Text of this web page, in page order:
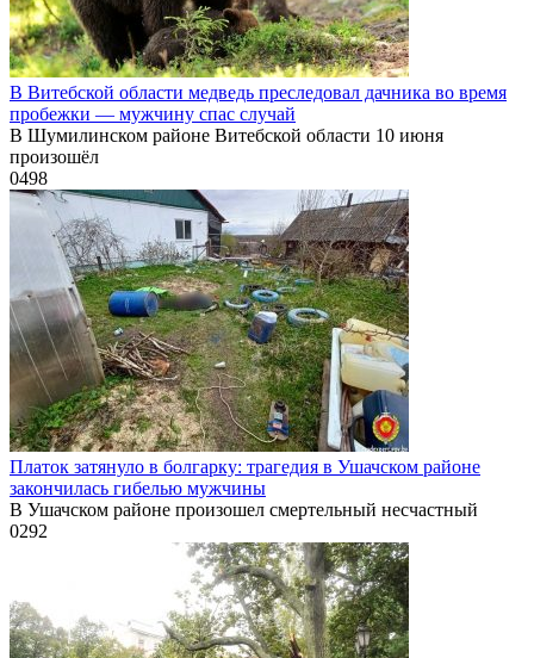
В Витебской области медведь преследовал дачника во время
пробежки — мужчину спас случай
В Шумилинском районе Витебской области 10 июня
произошёл
0498
Платок затянуло в болгарку: трагедия в Ушачском районе
закончилась гибелью мужчины
В Ушачском районе произошел смертельный несчастный
0292